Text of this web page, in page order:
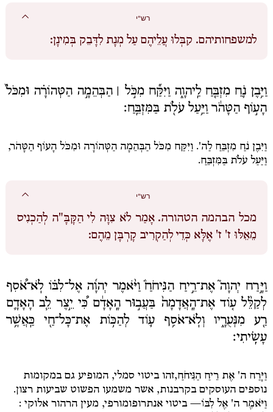
רש"י
למשפחותיהם. קִבְּלוּ עֲלֵיהֶם עַל מְנָת לִדָּבֵק בְּמִינָן:
וַיִּ֥בֶן נֹ֛חַ מִזְבֵּ֖חַ לַֽיהוָ֑ה וַיִּקַּ֞ח מִכֹּ֣ל ׀ הַבְּהֵמָ֣ה הַטְּהוֹרָ֗ה וּמִכֹּל֙
הָע֣וֹף הַטָּהֹ֔ר וַיַּ֥עַל עֹלֹ֖ת בַּמִּזְבֵּֽחַ׃
וַיִּבֶן נֹחַ מִזְבֵּחַ לַה'. וַיִּקַּח מִכֹּל הַבְּהֵמָה הַטְּהוֹרָה וּמִכֹּל הָעוֹף הַטָּהֹר,
וַיַּעַל עֹלֹת בַּמִּזְבֵּחַ.
רש"י
מכל הבהמה הטהורה. אָמַר לֹא צִוָּה לִי הַקָּבָּ"ה לְהַכְנִיס
מֵאֵלּוּ ז' ז' אֶלָּא כְּדֵי לְהַקְרִיב קָרְבָּן מֵהֶם:
וַיָּ֣רַח יְהוָה֮ אֶת־רֵ֣יחַ הַנִּיחֹחַ֒ וַיֹּ֨אמֶר יְהוָ֜ה אֶל־לִבּ֗וֹ לֹֽא־אֹ֠סִף
לְקַלֵּ֨ל ע֤וֹד אֶת־הָֽאֲדָמָה֙ בַּעֲב֣וּר הָֽאָדָ֔ם כִּ֠י יֵ֣צֶר לֵ֧ב הָאָדָ֛ם
רַ֖ע מִנְּעֻרָ֑יו וְלֹֽא־אֹסִ֥ף ע֛וֹד לְהַכּ֥וֹת אֶת־כָּל־חַ֖י כַּֽאֲשֶׁ֥ר
עָשִֽׂיתִי׃
וַיָּרַח ה' אֶת רֵיחַ הַנִּיחֹחַ,זהו ביטוי סמלי, המופיע גם במקומות
נוספים העוסקים בקרבנות, אשר משמעו הפשוט שביעות רצון.
וַיֹּאמֶר ה' אֶל לִבּוֹ— ביטוי אנתרופומורפי, מעין הרהור אלוקי :